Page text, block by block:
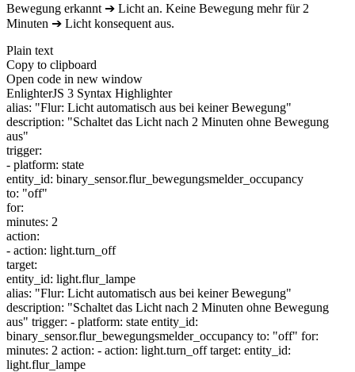
Bewegung erkannt ➔ Licht an. Keine Bewegung mehr für 2
Minuten ➔ Licht konsequent aus.
Plain text
Copy to clipboard
Open code in new window
EnlighterJS 3 Syntax Highlighter
alias: "Flur: Licht automatisch aus bei keiner Bewegung"
description: "Schaltet das Licht nach 2 Minuten ohne Bewegung
aus"
trigger:
- platform: state
entity_id: binary_sensor.flur_bewegungsmelder_occupancy
to: "off"
for:
minutes: 2
action:
- action: light.turn_off
target:
entity_id: light.flur_lampe
alias: "Flur: Licht automatisch aus bei keiner Bewegung"
description: "Schaltet das Licht nach 2 Minuten ohne Bewegung
aus" trigger: - platform: state entity_id:
binary_sensor.flur_bewegungsmelder_occupancy to: "off" for:
minutes: 2 action: - action: light.turn_off target: entity_id:
light.flur_lampe